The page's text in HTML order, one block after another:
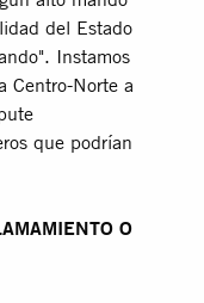
del Estado
Instamos
Centro-Norte a
que podrían
O